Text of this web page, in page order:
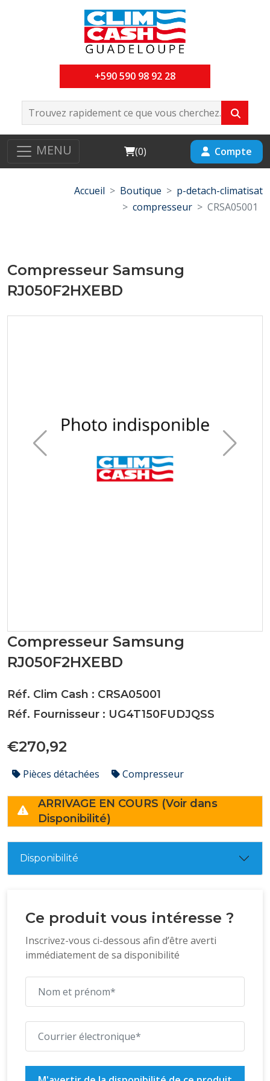
+590 590 98 92 28
MENU Cart
(0) Compte
Accueil Boutique
p-detach-climatisat
compresseur
CRSA05001
Compresseur Samsung
RJ050F2HXEBD
Compresseur Samsung
RJ050F2HXEBD
Réf. Clim Cash : CRSA05001
Réf. Fournisseur : UG4T150FUDJQSS
€270,92
Pièces détachées Compresseur
ARRIVAGE EN COURS (Voir dans
Disponibilité)
Disponibilité
Ce produit vous intéresse ?
Inscrivez-vous ci-dessous afin d’être averti
immédiatement de sa disponibilité